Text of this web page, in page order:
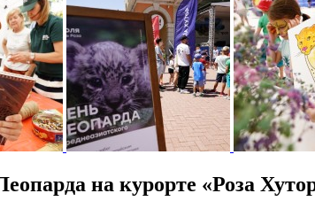
на курорте «Роза